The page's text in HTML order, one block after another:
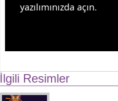
yazılımınızda açın.
İlgili Resimler